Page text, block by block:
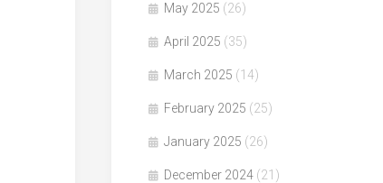
May 2025 (26)
April 2025 (35)
March 2025 (14)
February 2025 (25)
January 2025 (26)
December 2024 (21)